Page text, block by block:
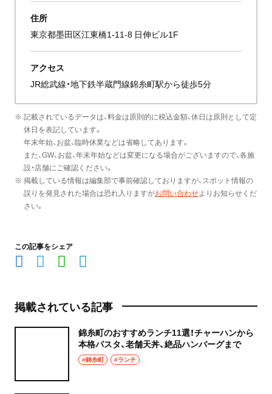
住所
東京都墨田区江東橋1-11-8 日伸ビル1F
アクセス
JR総武線・地下鉄半蔵門線錦糸町駅から徒歩5分
※ 記載されているデータは、料金は原則的に税込金額、休日は原則として定
休日を表記しています。
年末年始、お盆、臨時休業などは省略してあります。
また、GW、お盆、年末年始などは変更になる場合がございますので、各施
設・店舗にご確認ください。
※ 掲載している情報は編集部で事前確認しておりますが、スポット情報の
誤りを発見された場合は恐れ入りますがお問い合わせよりお知らせくだ
さい。
この記事をシェア
掲載されている記事
錦糸町のおすすめランチ11選！チャーハンから
本格パスタ、老舗天丼、絶品ハンバーグまで
#錦糸町 #ランチ